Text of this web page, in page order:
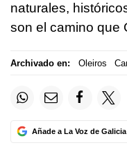
naturales,
son el camino que
Archivado en: Oleiros
Añade a La Voz de